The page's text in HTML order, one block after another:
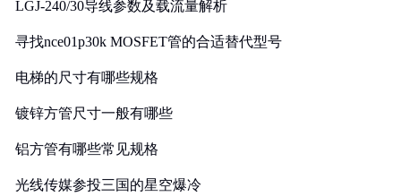
LGJ-240/30导线参数及载流量解析
寻找nce01p30k MOSFET管的合适替代型号
电梯的尺寸有哪些规格
镀锌方管尺寸一般有哪些
铝方管有哪些常见规格
光线传媒参投三国的星空爆冷